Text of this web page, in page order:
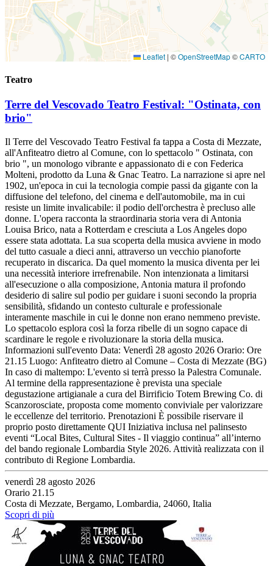
Leaflet | ©OpenStreetMap©CARTO
Teatro
Terre del Vescovado Teatro Festival: "Ostinata, con
brio"
Il Terre del Vescovado Teatro Festival fa tappa a Costa di Mezzate,
all'Anfiteatro dietro al Comune, con lo spettacolo " Ostinata, con
brio ", un monologo vibrante e appassionato di e con Federica
Molteni, prodotto da Luna & Gnac Teatro. La narrazione si apre nel
1902, un'epoca in cui la tecnologia compie passi da gigante con la
diffusione del telefono, del cinema e dell'automobile, ma in cui
resiste un limite invalicabile: il podio dell'orchestra è precluso alle
donne. L'opera racconta la straordinaria storia vera di Antonia
Louisa Brico, nata a Rotterdam e cresciuta a Los Angeles dopo
essere stata adottata. La sua scoperta della musica avviene in modo
del tutto casuale a dieci anni, attraverso un vecchio pianoforte
recuperato in discarica. Da quel momento la musica diventa per lei
una necessità interiore irrefrenabile. Non intenzionata a limitarsi
all'esecuzione o alla composizione, Antonia matura il profondo
desiderio di salire sul podio per guidare i suoni secondo la propria
sensibilità, sfidando un contesto culturale e professionale
interamente maschile in cui le donne non erano nemmeno previste.
Lo spettacolo esplora così la forza ribelle di un sogno capace di
scardinare le regole e rivoluzionare la storia della musica.
Informazioni sull'evento Data: Venerdì 28 agosto 2026 Orario: Ore
21.15 Luogo: Anfiteatro dietro al Comune – Costa di Mezzate (BG)
In caso di maltempo: L'evento si terrà presso la Palestra Comunale.
Al termine della rappresentazione è prevista una speciale
degustazione artigianale a cura del Birrificio Totem Brewing Co. di
Scanzorosciate, proposta come momento conviviale per valorizzare
le eccellenze del territorio. Prenotazioni È possibile riservare il
proprio posto direttamente QUI Iniziativa inclusa nel palinsesto
eventi “Local Bites, Cultural Sites - Il viaggio continua” all’interno
del bando regionale Lombardia Style 2026. Attività realizzata con il
contributo di Regione Lombardia.
venerdì 28 agosto 2026
Orario 21.15
Costa di Mezzate, Bergamo, Lombardia, 24060, Italia
Scopri di più